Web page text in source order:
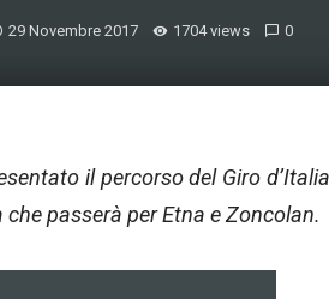
29 Novembre 2017 1704 views 0
il percorso del Giro d’Italia
passerà per Etna e Zoncolan.